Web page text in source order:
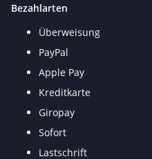
Bezahlarten
Überweisung
PayPal
Apple Pay
Kreditkarte
Giropay
Sofort
Lastschrift